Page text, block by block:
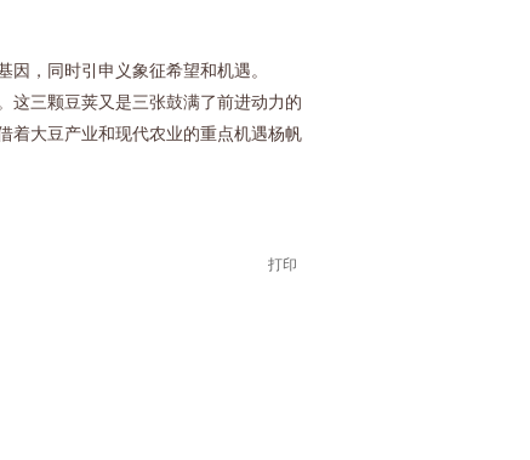
，同时引申义象征希望和机遇。
三颗豆荚又是三张鼓满了前进动力的
着大豆产业和现代农业的重点机遇杨帆
打印